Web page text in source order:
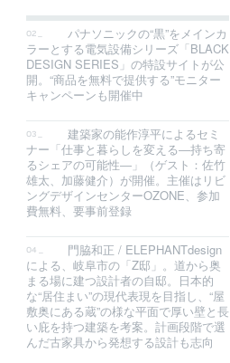
パナソニックの“黒”をメインカ
ラーとする電気設備シリーズ「BLACK
DESIGN SERIES」の特設サイトが公
開。“商品を無料で提供する”モニター
キャンペーンも開催中
建築家の能作淳平によるセミ
ナー「仕事と暮らしを変える―持ち寄
るシェアの可能性―」（ゲスト：佐竹
雄太、加藤健介）が開催。主催はリビ
ングデザインセンターOZONE、参加
費無料、要事前登録
門脇和正 / ELEPHANTdesign
による、岐阜市の「Z邸」。道から奥
まる場に建つ設計者の自邸。日本的
な“居住まい”の現代表現を目指し、“屋
敷奥にある蔵”の様な平面で厚い壁と長
い庇を持つ建築を考案。計画段階で選
んだ古家具から発想する設計も志向